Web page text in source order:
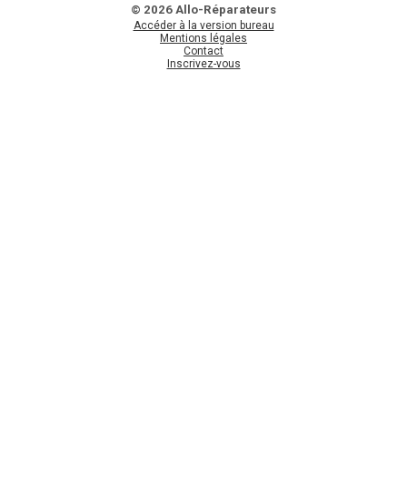
© 2026 Allo-Réparateurs
Accéder à la version bureau
Mentions légales
Contact
Inscrivez-vous